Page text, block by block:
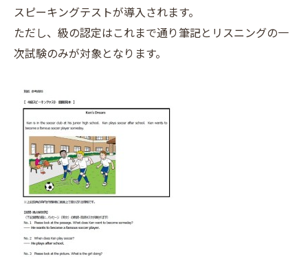
スピーキングテストが導入されます。
ただし、級の認定はこれまで通り筆記とリスニングの一
次試験のみが対象となります。